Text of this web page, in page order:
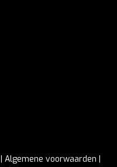
Algemene voorwaarden